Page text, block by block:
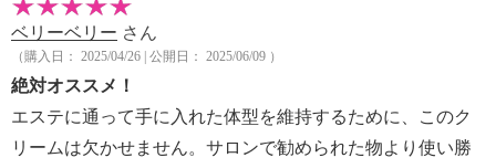
ベリーベリー さん
（購入日： 2025/04/26 | 公開日： 2025/06/09 ）
絶対オススメ！
エステに通って手に入れた体型を維持するために、このク
リームは欠かせません。サロンで勧められた物より使い勝